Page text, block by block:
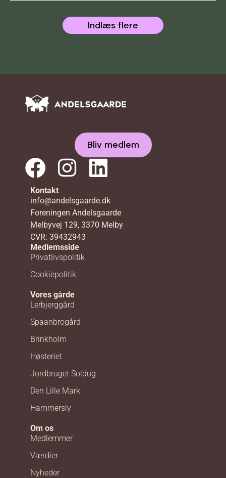
Indlæs flere
Bliv medlem
Kontakt
info@andelsgaarde.dk
Foreningen Andelsgaarde
Melbyvej 129, 3370 Melby
CVR: 39432943
Medlemsside
Privatlivspolitik
Cookiepolitik
Vores gårde
Lerbjerggård
Spaanbrogård
Brinkholm
Høsteriet
Jordbruget Soldug
Den Lille Mark
Hammersly
Om os
Medlemmer
Værdier
Nyheder